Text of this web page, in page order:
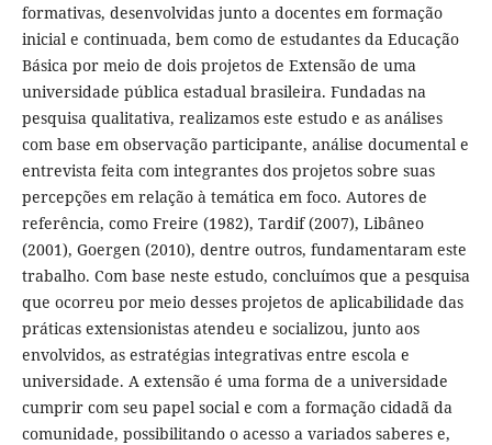
formativas, desenvolvidas junto a docentes em formação
inicial e continuada, bem como de estudantes da Educação
Básica por meio de dois projetos de Extensão de uma
universidade pública estadual brasileira. Fundadas na
pesquisa qualitativa, realizamos este estudo e as análises
com base em observação participante, análise documental e
entrevista feita com integrantes dos projetos sobre suas
percepções em relação à temática em foco. Autores de
referência, como Freire (1982), Tardif (2007), Libâneo
(2001), Goergen (2010), dentre outros, fundamentaram este
trabalho. Com base neste estudo, concluímos que a pesquisa
que ocorreu por meio desses projetos de aplicabilidade das
práticas extensionistas atendeu e socializou, junto aos
envolvidos, as estratégias integrativas entre escola e
universidade. A extensão é uma forma de a universidade
cumprir com seu papel social e com a formação cidadã da
comunidade, possibilitando o acesso a variados saberes e,